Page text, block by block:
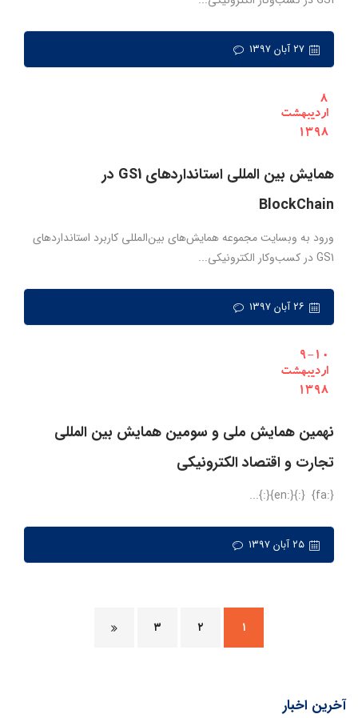
۲۷ آبان ۱۳۹۷
همایش بین المللی استانداردهای GS1 در
BlockChain
ورود به وبسایت مجموعه همایش‌های بین‌المللی کاربرد استانداردهای
GS1 در کسب‌وکار الکترونیکی...
نهمین همایش ملی و سومین همایش بین المللی
تجارت و اقتصاد الکترونیکی
{:fa} {:}{:en}{:}...
۲۵ آبان ۱۳۹۷
۱ ۲ ۳
آخرین اخبار